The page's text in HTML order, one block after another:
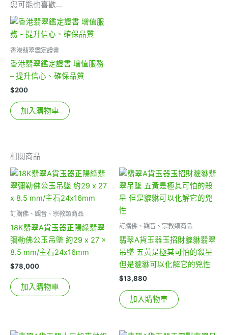
您可能也喜歡…
香港翡翠鑑定證書
香港翡翠鑑定證書 增值服務
– 提升信心、確保品質
$200
加入購物車
相關商品
訂購佛、觀音、宗教類商品
18K翡翠A貨玉器正陽綠翡翠
彌勒佛公玉吊墜 約29 x 27 x
8.5 mm/主石24x16mm
$78,000
加入購物車
訂購佛、觀音、宗教類商品
翡翠A貨玉器玉招財貔貅翡翠
吊墜 五黃是極其可怕的殺星
但是貔貅可以化解它的兇性
$13,880
加入購物車